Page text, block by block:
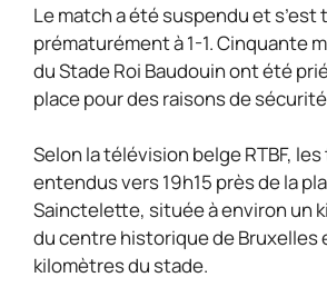
Le match a été suspendu et s’est
prématurément à 1-1. Cinquante
du Stade Roi Baudouin ont été
place pour des raisons de
Selon la télévision belge RTBF,
entendus vers 19h15 près de la
Sainctelette, située à environ un
du centre historique de Bruxelles
kilomètres du stade.